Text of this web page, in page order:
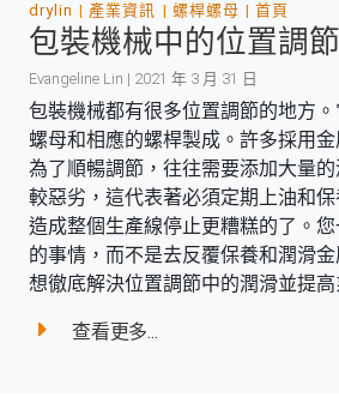
drylin 產業資訊 螺桿螺母 首頁
包裝機械中的位置調節
Evangeline Lin | 2021 年 3 月 31 日
包裝機械都有很多位置調節的地方
螺母和相應的螺桿製成。許多採用
為了順暢調節，往往需要添加大量
較惡劣，這代表著必須定期上油和
造成整個生產線停止更糟糕的了。
的事情，而不是去反覆保養和潤滑
想徹底解決位置調節中的潤滑並提
查看更多...